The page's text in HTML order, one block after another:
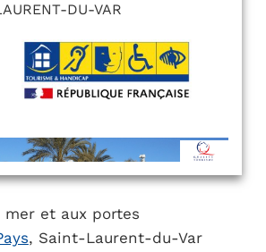
DU-VAR
mer et aux portes
, Saint-Laurent-du-Var